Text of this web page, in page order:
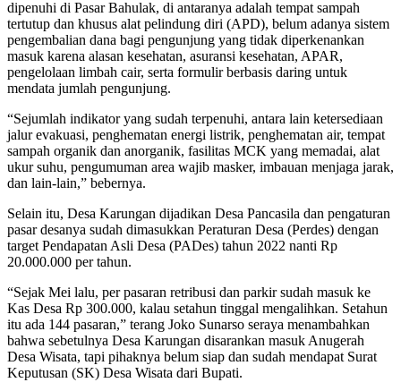
dipenuhi di Pasar Bahulak, di antaranya adalah tempat sampah
tertutup dan khusus alat pelindung diri (APD), belum adanya sistem
pengembalian dana bagi pengunjung yang tidak diperkenankan
masuk karena alasan kesehatan, asuransi kesehatan, APAR,
pengelolaan limbah cair, serta formulir berbasis daring untuk
mendata jumlah pengunjung.
“Sejumlah indikator yang sudah terpenuhi, antara lain ketersediaan
jalur evakuasi, penghematan energi listrik, penghematan air, tempat
sampah organik dan anorganik, fasilitas MCK yang memadai, alat
ukur suhu, pengumuman area wajib masker, imbauan menjaga jarak,
dan lain-lain,” bebernya.
Selain itu, Desa Karungan dijadikan Desa Pancasila dan pengaturan
pasar desanya sudah dimasukkan Peraturan Desa (Perdes) dengan
target Pendapatan Asli Desa (PADes) tahun 2022 nanti Rp
20.000.000 per tahun.
“Sejak Mei lalu, per pasaran retribusi dan parkir sudah masuk ke
Kas Desa Rp 300.000, kalau setahun tinggal mengalihkan. Setahun
itu ada 144 pasaran,” terang Joko Sunarso seraya menambahkan
bahwa sebetulnya Desa Karungan disarankan masuk Anugerah
Desa Wisata, tapi pihaknya belum siap dan sudah mendapat Surat
Keputusan (SK) Desa Wisata dari Bupati.